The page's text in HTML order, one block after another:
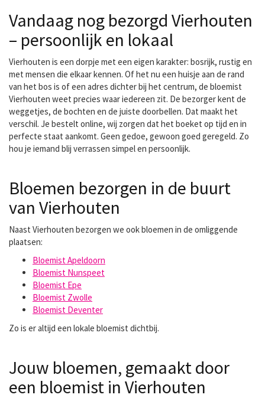
Vandaag nog bezorgd Vierhouten
– persoonlijk en lokaal
Vierhouten is een dorpje met een eigen karakter: bosrijk, rustig en
met mensen die elkaar kennen. Of het nu een huisje aan de rand
van het bos is of een adres dichter bij het centrum, de bloemist
Vierhouten weet precies waar iedereen zit. De bezorger kent de
weggetjes, de bochten en de juiste doorbellen. Dat maakt het
verschil. Je bestelt online, wij zorgen dat het boeket op tijd en in
perfecte staat aankomt. Geen gedoe, gewoon goed geregeld. Zo
hou je iemand blij verrassen simpel en persoonlijk.
Bloemen bezorgen in de buurt
van Vierhouten
Naast Vierhouten bezorgen we ook bloemen in de omliggende
plaatsen:
Bloemist Apeldoorn
Bloemist Nunspeet
Bloemist Epe
Bloemist Zwolle
Bloemist Deventer
Zo is er altijd een lokale bloemist dichtbij.
Jouw bloemen, gemaakt door
een bloemist in Vierhouten